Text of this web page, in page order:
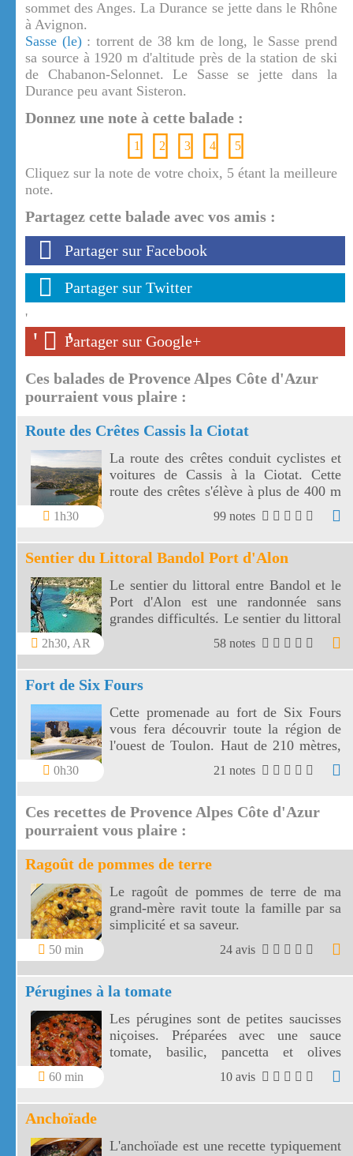
sommet des Anges. La Durance se jette dans le Rhône
à Avignon.
Sasse (le): torrent de 38 km de long, le Sasse prend
sa source à 1920 m d'altitude près de la station de ski
de Chabanon-Selonnet. Le Sasse se jette dans la
Durance peu avant Sisteron.
Donnez une note à cette balade :
1 2 3 4 5
Cliquez sur la note de votre choix, 5 étant la meilleure
note.
Partagez cette balade avec vos amis :
Partager sur Facebook
Partager sur Twitter
'
' '
Partager sur Google+
Ces balades de Provence Alpes Côte d'Azur
pourraient vous plaire :
Route des Crêtes Cassis la Ciotat
1h30
La route des crêtes conduit cyclistes et
voitures de Cassis à la Ciotat. Cette
route des crêtes s'élève à plus de 400 m
et surplombe la mer au travers plusieurs
99 notes
Sentier du Littoral Bandol Port d'Alon
2h30, AR
Le sentier du littoral entre Bandol et le
Port d'Alon est une randonnée sans
grandes difficultés. Le sentier du littoral
Bandol Port d'Alon offre des paysages
58 notes
Fort de Six Fours
0h30
Cette promenade au fort de Six Fours
vous fera découvrir toute la région de
l'ouest de Toulon. Haut de 210 mètres,
le fort de Six Fours vous offre un vaste
panorama vers une côte découpée, des
de Marseille.
21 notes
Ces recettes de Provence Alpes Côte d'Azur
pourraient vous plaire :
Ragoût de pommes de terre
50 min
Le ragoût de pommes de terre de ma
grand-mère ravit toute la famille par sa
simplicité et sa saveur.
24 avis
Pérugines à la tomate
60 min
Les pérugines sont de petites saucisses
niçoises. Préparées avec une sauce
tomate, basilic, pancetta et olives
niçoises, vos pérugines vont
accompagner divinement vos pâtes
fraîches!
10 avis
Anchoïade
L'anchoïade est une recette typiquement